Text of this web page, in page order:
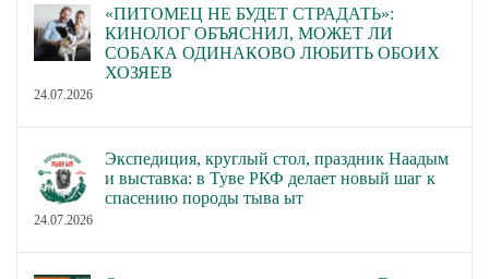
«ПИТОМЕЦ НЕ БУДЕТ СТРАДАТЬ»:
КИНОЛОГ ОБЪЯСНИЛ, МОЖЕТ ЛИ
СОБАКА ОДИНАКОВО ЛЮБИТЬ ОБОИХ
ХОЗЯЕВ
24.07.2026
Экспедиция, круглый стол, праздник Наадым
и выставка: в Туве РКФ делает новый шаг к
спасению породы тыва ыт
24.07.2026